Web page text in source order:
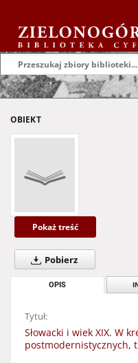
OBIEKT
Pokaż treść
Pobierz
OPIS
Tytuł:
Słowacki i wiek XIX. W
postmodernistycznych,